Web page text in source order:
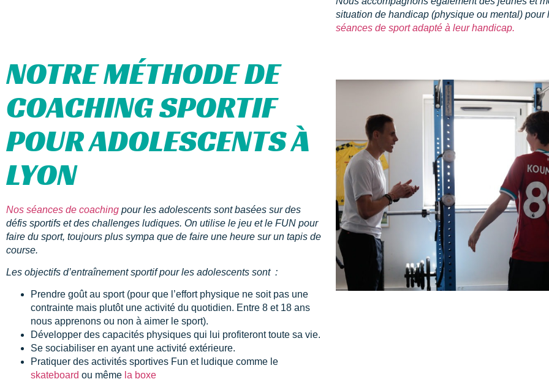
situation de handicap (physique ou mental) pour
séances de sport adapté à leur handicap.
NOTRE MÉTHODE DE
COACHING SPORTIF
POUR ADOLESCENTS À
LYON
Nos séances de coaching pour les adolescents sont basées sur des
défis sportifs et des challenges ludiques. On utilise le jeu et le FUN pour
faire du sport, toujours plus sympa que de faire une heure sur un tapis de
course.
Les objectifs d’entraînement sportif pour les adolescents sont :
Prendre goût au sport (pour que l’effort physique ne soit pas une
contrainte mais plutôt une activité du quotidien. Entre 8 et 18 ans
nous apprenons ou non à aimer le sport).
Développer des capacités physiques qui lui profiteront toute sa vie.
Se sociabiliser en ayant une activité extérieure.
Pratiquer des activités sportives Fun et ludique comme le
skateboard ou même la boxe